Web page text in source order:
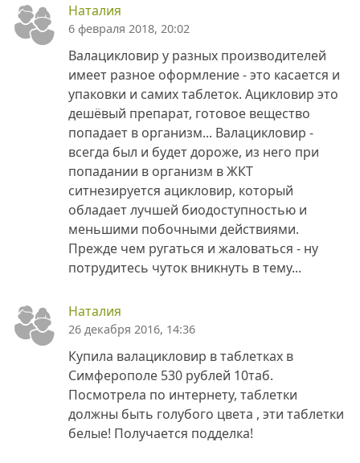
Наталия
6 февраля 2018, 20:02
Валацикловир у разных производителей
имеет разное оформление - это касается и
упаковки и самих таблеток. Ацикловир это
дешёвый препарат, готовое вещество
попадает в организм... Валацикловир -
всегда был и будет дороже, из него при
попадании в организм в ЖКТ
ситнезируется ацикловир, который
обладает лучшей биодоступностью и
меньшими побочными действиями.
Прежде чем ругаться и жаловаться - ну
потрудитесь чуток вникнуть в тему...
Наталия
26 декабря 2016, 14:36
Купила валацикловир в таблетках в
Симферополе 530 рублей 10таб.
Посмотрела по интернету, таблетки
должны быть голубого цвета , эти таблетки
белые! Получается подделка!